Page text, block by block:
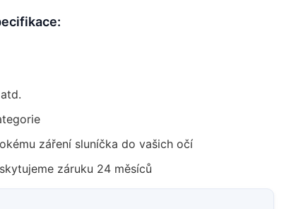
záření sluníčka do vašich očí
záruku 24 měsíců